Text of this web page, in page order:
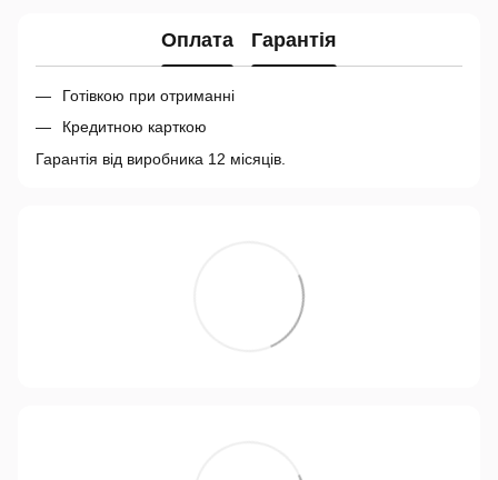
Оплата Гарантія
Готівкою при отриманні
Кредитною карткою
Гарантія від виробника 12 місяців.